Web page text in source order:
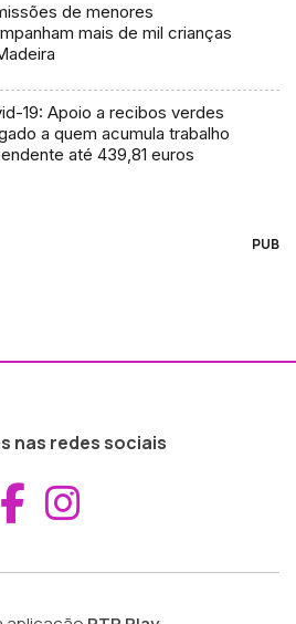
de menores
mais de mil crianças
19: Apoio a recibos verdes
a quem acumula trabalho
até 439,81 euros
PUB
nas redes sociais
Aceder ao